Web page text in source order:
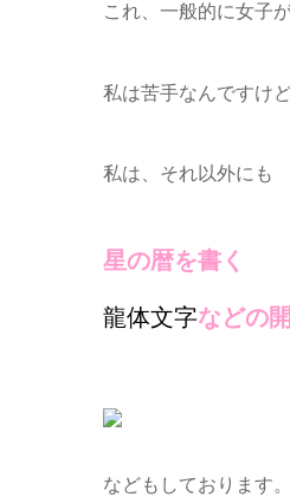
これ、一般的に女子
私は苦手なんですけ
私は、それ以外にも
星の暦を書く
龍体文字などの
などもしております。